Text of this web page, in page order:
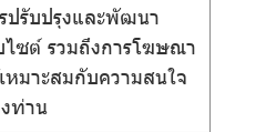
ปรับปรุงและพัฒนา
ไซต์ รวมถึงการโฆษณา
หมาะสมกับความสนใจ
ท่าน